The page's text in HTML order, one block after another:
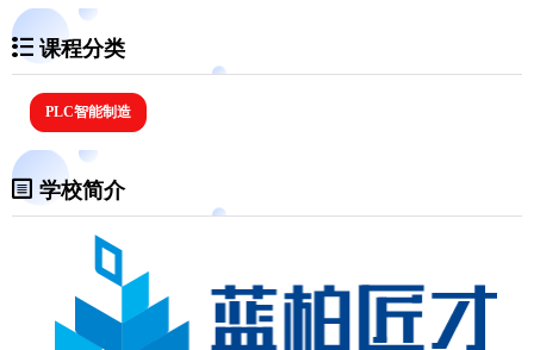
课程分类
PLC智能制造
学校简介